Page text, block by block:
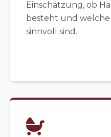
Einschätzung, ob
besteht und
sinnvoll sind.